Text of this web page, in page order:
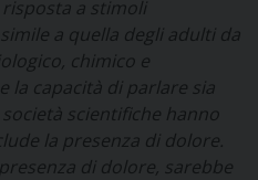
a stimoli
a quella degli adulti da
chimico e
la capacità di parlare sia
scientifiche hanno
la presenza di dolore.
di dolore, sarebbe